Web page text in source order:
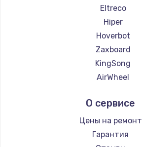
Eltreco
Hiper
Hoverbot
Zaxboard
KingSong
AirWheel
Hunter
Shorner
Joyor
О сервисе
Цены на ремонт
Гарантия